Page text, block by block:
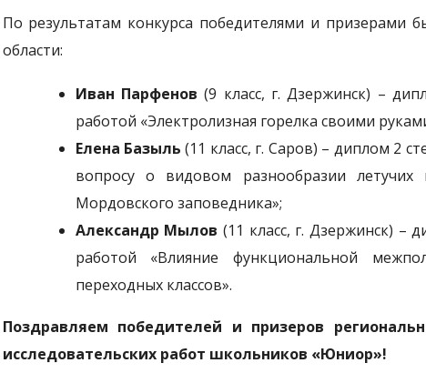
По результатам конкурса победителями и призерами
области:
Иван Парфенов(9 класс, г. Дзержинск) –
работой «Электролизная горелка своими
Елена Базыль (11 класс, г. Саров) – диплом 2
вопросу о видовом разнообразии
Мордовского заповедника»;
Александр Мылов (11 класс, г. Дзержинск) –
работой «Влияние функциональной
переходных классов».
Поздравляем победителей и призеров
исследовательских работ школьников «Юниор»!